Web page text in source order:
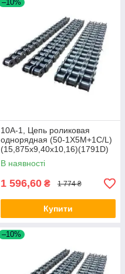
–10%
10A-1, Цепь роликовая
однорядная (50-1X5M+1C/L)
(15,875x9,40x10,16)(1791D)
(5 м), Donghua/DON
В наявності
1 596,60 ₴ 1 774 ₴
Купити
–10%